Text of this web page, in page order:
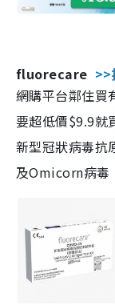
fluorecare >>
網購平台鄰住買
要超低價$9.9就
新型冠狀病毒抗
及Omicorn病毒